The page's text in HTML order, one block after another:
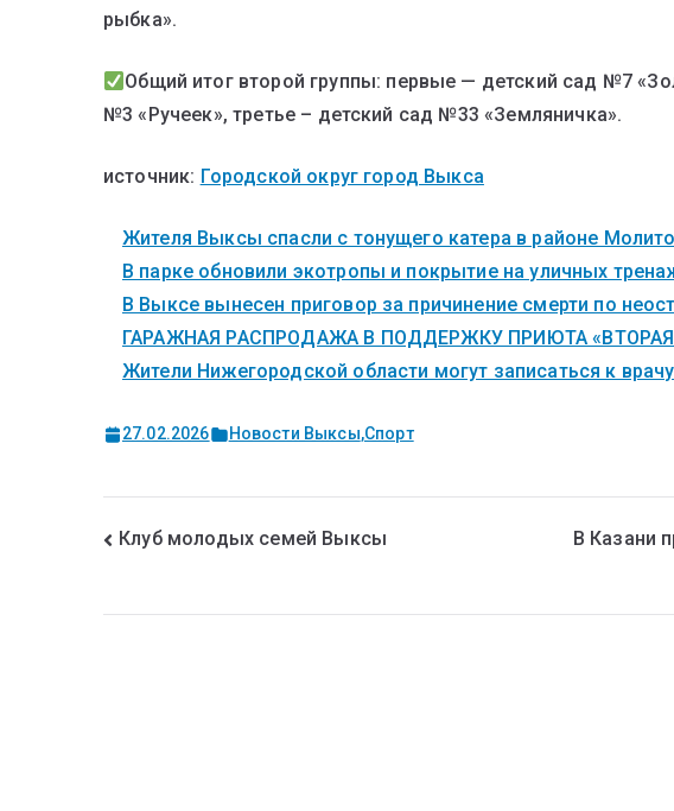
рыбка».
Общий итог второй группы: первые — детский сад №7
№3 «Ручеек», третье – детский сад №33 «Земляничка».
источник: Городской округ город Выкса
Жителя Выксы спасли с тонущего катера в районе
В парке обновили экотропы и покрытие на уличных
В Выксе вынесен приговор за причинение смерти по
ГАРАЖНАЯ РАСПРОДАЖА В ПОДДЕРЖКУ ПРИЮТА
Жители Нижегородской области могут записаться к
27.02.2026 Новости Выксы,Спорт
Клуб молодых семей Выксы
В Казани